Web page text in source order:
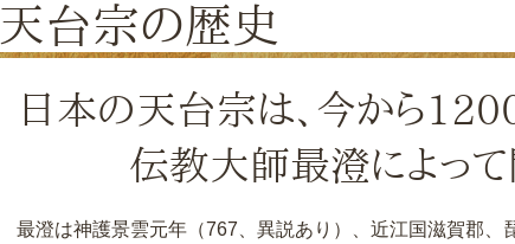
天台宗の歴史
日本の天台宗は、今から
伝教大師最澄によって
最澄は神護景雲元年（767、異説あり）、近江国滋賀郡、